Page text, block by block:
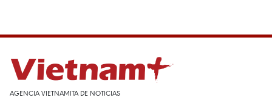
AGENCIA VIETNAMITA DE NOTICIAS